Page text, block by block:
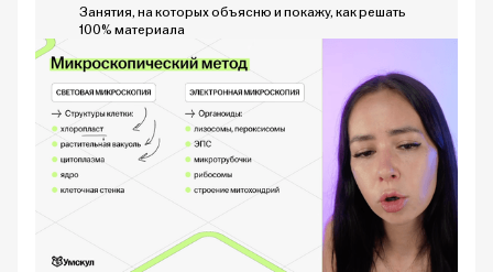
Занятия, на которых объясню и покажу, как решать
100% материала